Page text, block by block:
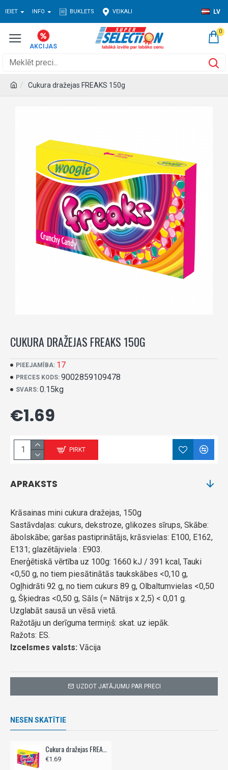
IEIET INFO BUKLETS VEIKALI LV
0
Cukura dražejas FREAKS 150g
CUKURA DRAŽEJAS FREAKS 150G
PIEEJAMĪBA: 17
PRECES KODS: 9002859109478
SVARS: 0.15kg
€1.69
PIRKT
UZDOT JATĀJUMU PAR PRECI
APRAKSTS
Krāsainas mini cukura dražejas, 150g
Sastāvdaļas: cukurs, dekstroze, glikozes sīrups, Skābe:
ābolskābe; garšas pastiprinātājs, krāsvielas: E100, E162,
E131; glazētājviela : E903.
Enerģētiskā vērtība uz 100g: 1660 kJ / 391 kcal, Tauki
<0,50 g, no tiem piesātinātās taukskābes <0,10 g,
Ogļhidrāti 92 g, no tiem cukurs 89 g, Olbaltumvielas <0,50
g, Šķiedras <0,50 g, Sāls (= Nātrijs x 2,5) < 0,01 g.
Uzglabāt sausā un vēsā vietā.
Ražotāju un derīguma termiņš: skat. uz iepāk.
Ražots: ES.
Izcelsmes valsts: Vācija
NESEN SKATĪTIE
Cukura dražejas FREAKS 150g
€1.69